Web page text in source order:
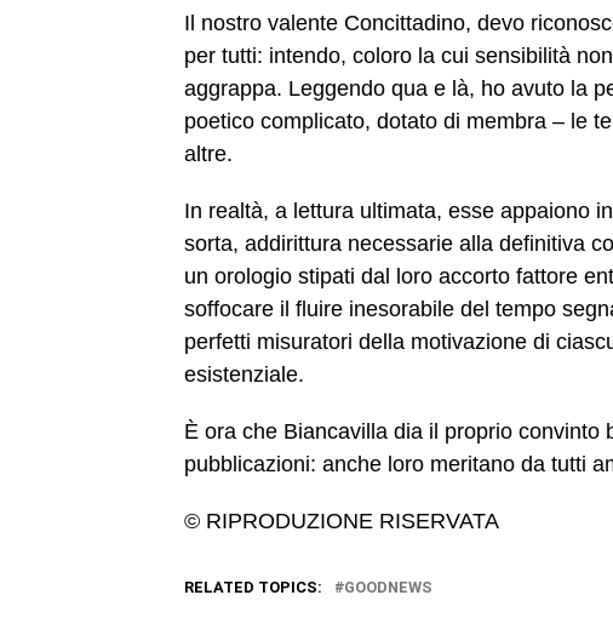
Il nostro valente Concittadino, devo
per tutti: intendo, coloro la cui sensibilità
aggrappa. Leggendo qua e là, ho avuto la
poetico complicato, dotato di membra – le
altre.
In realtà, a lettura ultimata, esse appaiono
sorta, addirittura necessarie alla definitiva
un orologio stipati dal loro accorto fattore
soffocare il fluire inesorabile del tempo
perfetti misuratori della motivazione di
esistenziale.
È ora che Biancavilla dia il proprio convinto
pubblicazioni: anche loro meritano da tutti
© RIPRODUZIONE RISERVATA
RELATED TOPICS: GOODNEWS